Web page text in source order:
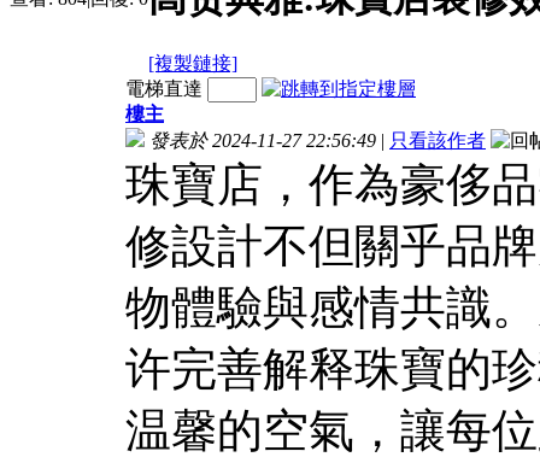
[複製鏈接]
電梯直達
樓主
發表於 2024-11-27 22:56:49 | 只看該作者
珠寶店，作為豪侈
修設計不但關乎品
物體驗與感情共識
许完善解释珠寶的
温馨的空氣，讓每